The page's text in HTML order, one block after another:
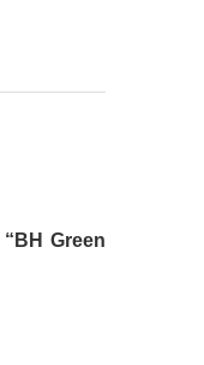
“ BH Green